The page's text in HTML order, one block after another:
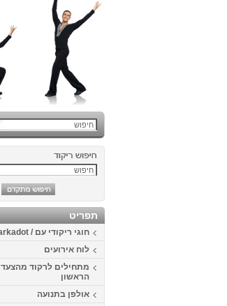
תפריט
חוגי ריקודי עם / Harkadot
לוח אירועים
מתחילים לרקוד מהצעד
הראשון
אולפן בתנועה